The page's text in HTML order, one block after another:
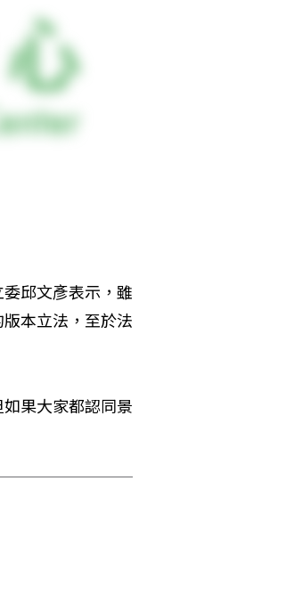
邱文彥表示，雖
本立法，至於法
果大家都認同景